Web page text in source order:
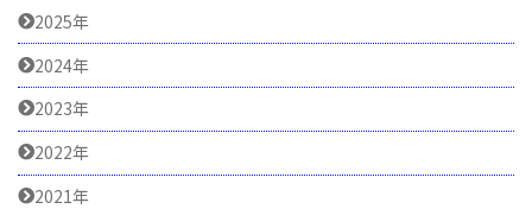
2025年
2024年
2023年
2022年
2021年